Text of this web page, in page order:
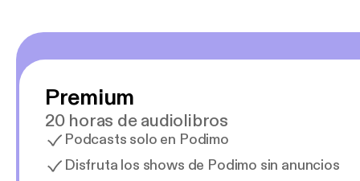
Premium
20 horas de audiolibros
Podcasts solo en Podimo
Disfruta los shows de Podimo sin anuncios